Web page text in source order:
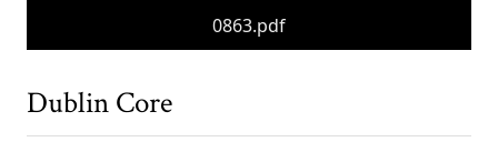
0863.pdf
Dublin Core